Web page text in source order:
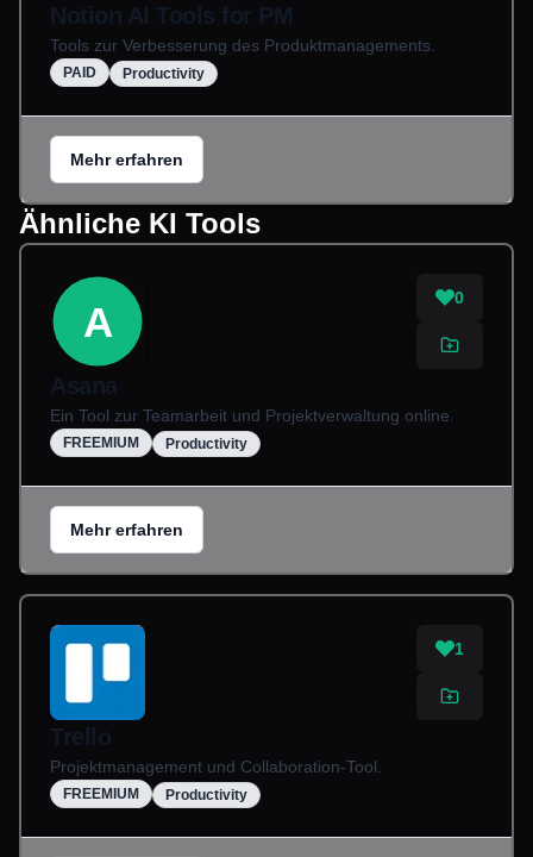
Notion AI Tools for PM
Tools zur Verbesserung des Produktmanagements.
PAID Productivity
Mehr erfahren
Ähnliche KI Tools
A
0
Asana
Ein Tool zur Teamarbeit und Projektverwaltung online.
FREEMIUM Productivity
Mehr erfahren
1
Trello
Projektmanagement und Collaboration-Tool.
FREEMIUM Productivity